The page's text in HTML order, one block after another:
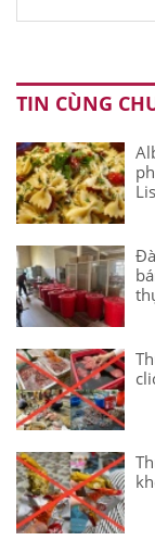
TIN CÙNG